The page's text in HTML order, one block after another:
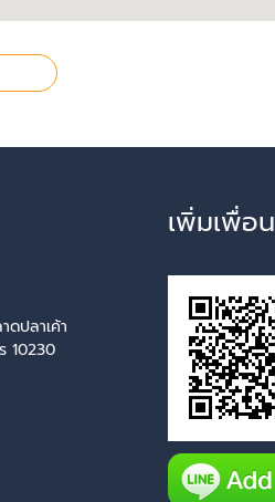
ปลาเค้า
10230
เพิ่มเพื่อน